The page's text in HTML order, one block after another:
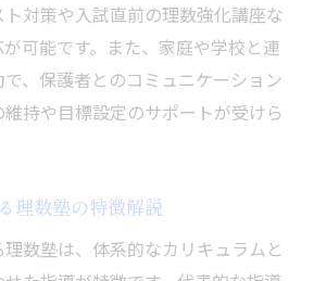
対策や入試直前の理数強化講座な
可能です。また、家庭や学校と連
、保護者とのコミュニケーション
持や目標設定のサポートが受けら
理数塾の特徴解説
数塾は、体系的なカリキュラムと